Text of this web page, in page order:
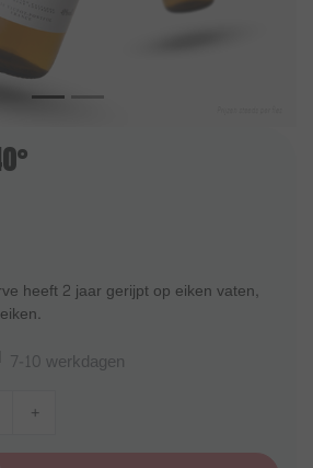
heeft 2 jaar gerijpt op eiken vaten,
7-10 werkdagen
+